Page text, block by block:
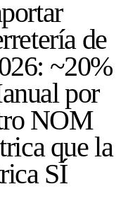
de
~20%
por
NOM
que la
SÍ